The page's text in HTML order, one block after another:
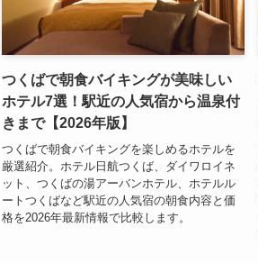
つくばで朝食バイキングが美味しい
ホテル7選！駅近の人気宿から温泉付
きまで【2026年版】
つくばで朝食バイキングを楽しめるホテルを
厳選紹介。ホテル日航つくば、ダイワロイネ
ット、つくばの湯アーバンホテル、ホテルル
ートつくばなど駅近の人気宿の朝食内容と価
格を2026年最新情報で比較します。